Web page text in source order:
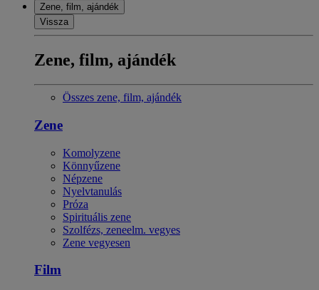
Zene, film, ajándék
Vissza
Zene, film, ajándék
Összes zene, film, ajándék
Zene
Komolyzene
Könnyűzene
Népzene
Nyelvtanulás
Próza
Spirituális zene
Szolfézs, zeneelm. vegyes
Zene vegyesen
Film